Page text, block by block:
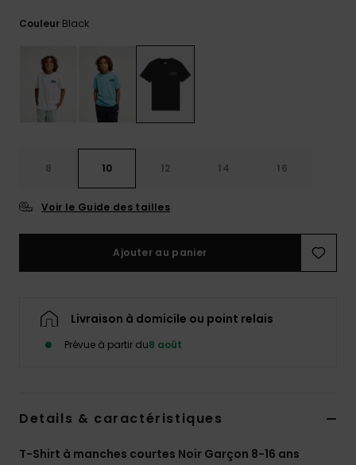
Consulter
la FAQ
Couleur Black
8 10 12 14 16
Voir le Guide des tailles
Ajouter au panier
Livraison à domicile ou point relais
Prévue à partir du8 août
Details & caractéristiques
T-Shirt à manches courtes Noir Garçon 8-16 ans